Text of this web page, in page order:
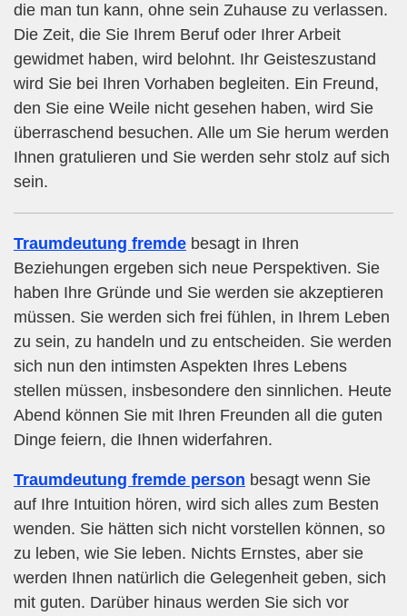
die man tun kann, ohne sein Zuhause zu verlassen.
Die Zeit, die Sie Ihrem Beruf oder Ihrer Arbeit
gewidmet haben, wird belohnt. Ihr Geisteszustand
wird Sie bei Ihren Vorhaben begleiten. Ein Freund,
den Sie eine Weile nicht gesehen haben, wird Sie
überraschend besuchen. Alle um Sie herum werden
Ihnen gratulieren und Sie werden sehr stolz auf sich
sein.
Traumdeutung fremde besagt in Ihren
Beziehungen ergeben sich neue Perspektiven. Sie
haben Ihre Gründe und Sie werden sie akzeptieren
müssen. Sie werden sich frei fühlen, in Ihrem Leben
zu sein, zu handeln und zu entscheiden. Sie werden
sich nun den intimsten Aspekten Ihres Lebens
stellen müssen, insbesondere den sinnlichen. Heute
Abend können Sie mit Ihren Freunden all die guten
Dinge feiern, die Ihnen widerfahren.
Traumdeutung fremde person besagt wenn Sie
auf Ihre Intuition hören, wird sich alles zum Besten
wenden. Sie hätten sich nicht vorstellen können, so
zu leben, wie Sie leben. Nichts Ernstes, aber sie
werden Ihnen natürlich die Gelegenheit geben, sich
mit guten. Darüber hinaus werden Sie sich vor